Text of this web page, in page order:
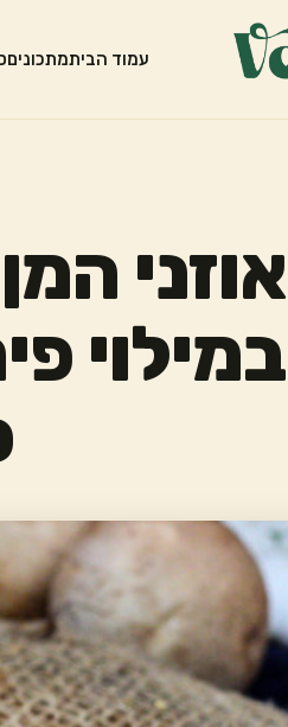
עמוד הביתמתכונים
אוזני
במילוי